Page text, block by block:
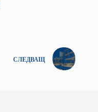
СЛЕДВАЩ